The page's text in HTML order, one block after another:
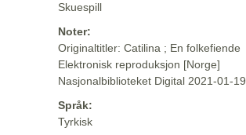
Skuespill
Noter:
Originaltitler: Catilina ; En folkefiende
Elektronisk reproduksjon [Norge]
Nasjonalbiblioteket Digital 2021-01-19
Språk:
Tyrkisk